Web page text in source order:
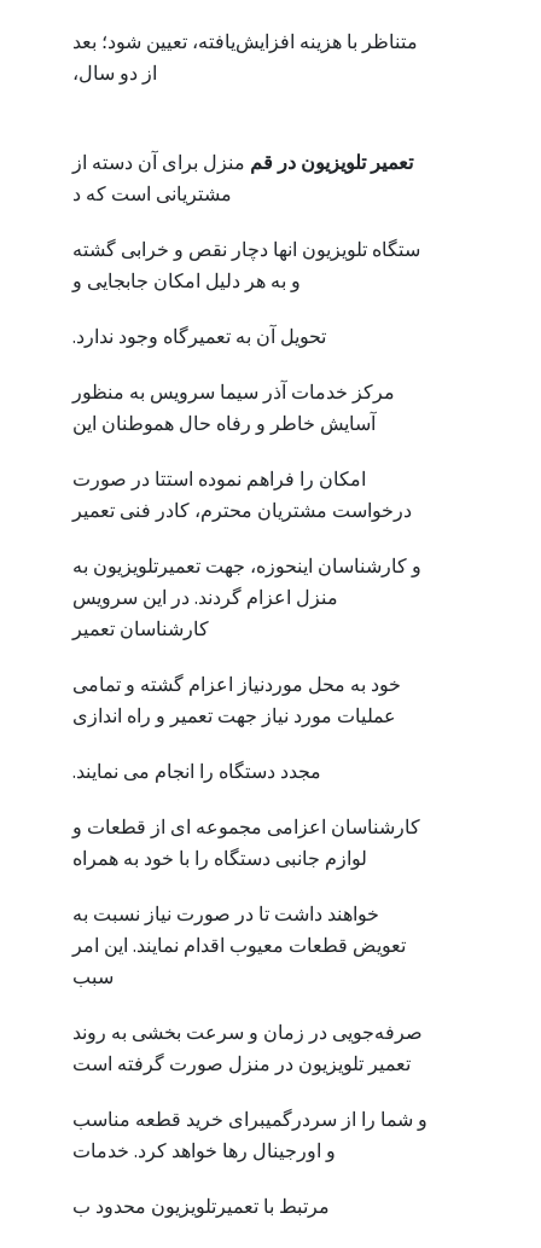
متناظر با هزینه افزایش‌یافته، تعیین شود؛ بعد
از دو سال،
تعمیر تلویزیون در قم منزل برای آن دسته از
مشتریانی است که د
ستگاه تلویزیون انها دچار نقص و خرابی گشته
و به هر دلیل امکان جابجایی و
تحویل آن به تعمیرگاه وجود ندارد.
مرکز خدمات آذر سیما سرویس به منظور
آسایش خاطر و رفاه حال هموطنان این
امکان را فراهم نموده استتا در صورت
درخواست مشتریان محترم، کادر فنی تعمیر
و کارشناسان اینحوزه، جهت تعمیرتلویزیون به
منزل اعزام گردند. در این سرویس
کارشناسان تعمیر
خود به محل موردنیاز اعزام گشته و تمامی
عملیات مورد نیاز جهت تعمیر و راه اندازی
مجدد دستگاه را انجام می نمایند.
کارشناسان اعزامی مجموعه ای از قطعات و
لوازم جانبی دستگاه را با خود به همراه
خواهند داشت تا در صورت نیاز نسبت به
تعویض قطعات معیوب اقدام نمایند. این امر
سبب
صرفه‌جویی در زمان و سرعت بخشی به روند
تعمیر تلویزیون در منزل صورت گرفته است
و شما را از سردرگمیبرای خرید قطعه مناسب
و اورجینال رها خواهد کرد. خدمات
مرتبط با تعمیرتلویزیون محدود ب